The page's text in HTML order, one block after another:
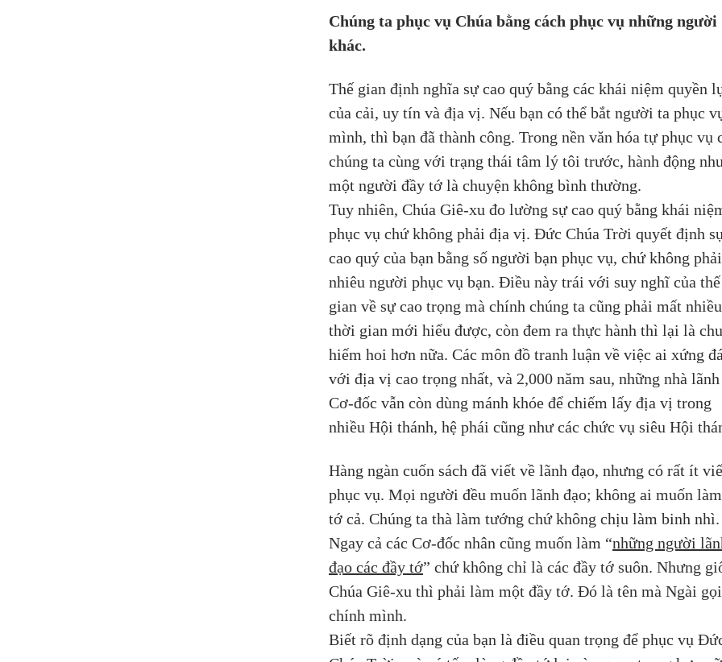
Chúng ta phục vụ Chúa bằng cách phục vụ những người
khác.
Thế gian định nghĩa sự cao quý bằng các khái niệm quyền
của cải, uy tín và địa vị. Nếu bạn có thể bắt người ta phục
mình, thì bạn đã thành công. Trong nền văn hóa tự phục vụ
chúng ta cùng với trạng thái tâm lý tôi trước, hành động
một người đầy tớ là chuyện không bình thường.
Tuy nhiên, Chúa Giê-xu đo lường sự cao quý bằng khái
phục vụ chứ không phải địa vị. Đức Chúa Trời quyết định
cao quý của bạn bằng số người bạn phục vụ, chứ không
nhiêu người phục vụ bạn. Điều này trái với suy nghĩ của
gian về sự cao trọng mà chính chúng ta cũng phải mất
thời gian mới hiểu được, còn đem ra thực hành thì lại là
hiếm hoi hơn nữa. Các môn đồ tranh luận về việc ai xứng
với địa vị cao trọng nhất, và 2,000 năm sau, những nhà
Cơ-đốc vẫn còn dùng mánh khóe để chiếm lấy địa vị trong
nhiều Hội thánh, hệ phái cũng như các chức vụ siêu Hội
Hàng ngàn cuốn sách đã viết về lãnh đạo, nhưng có rất ít
phục vụ. Mọi người đều muốn lãnh đạo; không ai muốn
tớ cả. Chúng ta thà làm tướng chứ không chịu làm binh
Ngay cả các Cơ-đốc nhân cũng muốn làm “những người
đạo các đầy tớ” chứ không chỉ là các đầy tớ suôn. Nhưng
Chúa Giê-xu thì phải làm một đầy tớ. Đó là tên mà Ngài
chính mình.
Biết rõ định dạng của bạn là điều quan trọng để phục vụ